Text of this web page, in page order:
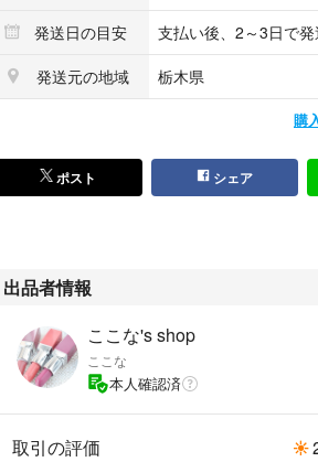
発送日の目安
支払い後、2～3日で発
発送元の地域
栃木県
購
ポスト シェア
出品者情報
ここな's shop
ここな
本人確認済
取引の評価